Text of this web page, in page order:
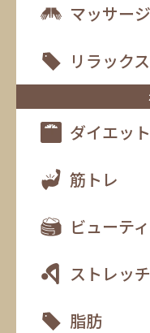
マッサージ
リラックス
ダイエット
筋トレ
ビューテ
ストレッチ
脂肪